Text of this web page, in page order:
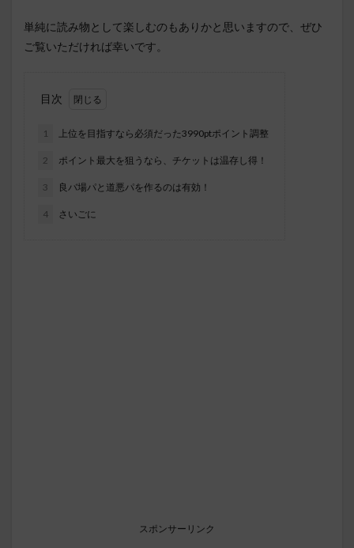
単純に読み物として楽しむのもありかと思いますので、ぜひ
ご覧いただければ幸いです。
目次
1 上位を目指すなら必須だった3990ptポイント調整
2 ポイント最大を狙うなら、チケットは温存し得！
3 良バ場パと道悪パを作るのは有効！
4 さいごに
スポンサーリンク